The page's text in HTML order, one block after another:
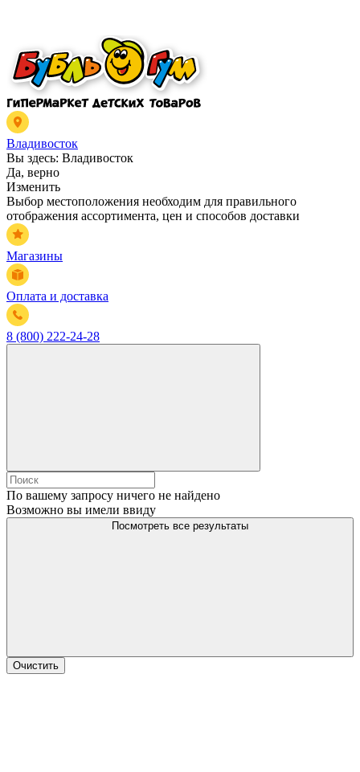
Владивосток
Вы здесь: Владивосток
Да, верно
Изменить
Выбор местоположения необходим для правильного
отображения ассортимента, цен и способов доставки
Магазины
Оплата и доставка
8 (800) 222-24-28
По вашему запросу ничего не найдено
Возможно вы имели ввиду
Посмотреть все результаты
Очистить